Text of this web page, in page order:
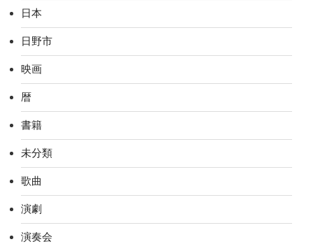
日本
日野市
映画
暦
書籍
未分類
歌曲
演劇
演奏会